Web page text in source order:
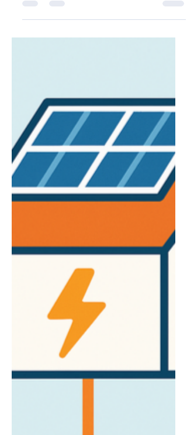
terugleveren van zonnestroom minder
voordelig. Zelfverbruik wordt hierdoor
onafhankelijkheid, verlaagt de kosten
en zorgt voor hoger comfort, terwijl je
tegelijkertijd de impact op het
energienet verkleint. Een slimme,
duurzame keuze!